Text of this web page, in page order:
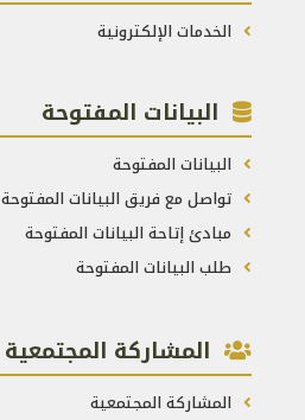
الخدمات الإلكترونية
البيانات المفتوحة
البيانات المفتوحة
تواصل مع فريق البيانات المفتوحة
مبادئ إتاحة البيانات المفتوحة
طلب البيانات المفتوحة
المشاركة المجتمعية
المشاركة المجتمعية